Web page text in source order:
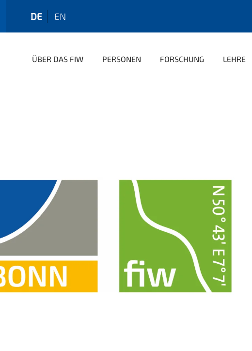
DE EN
ÜBER DAS FIW PERSONEN FORSCHUNG LEHRE